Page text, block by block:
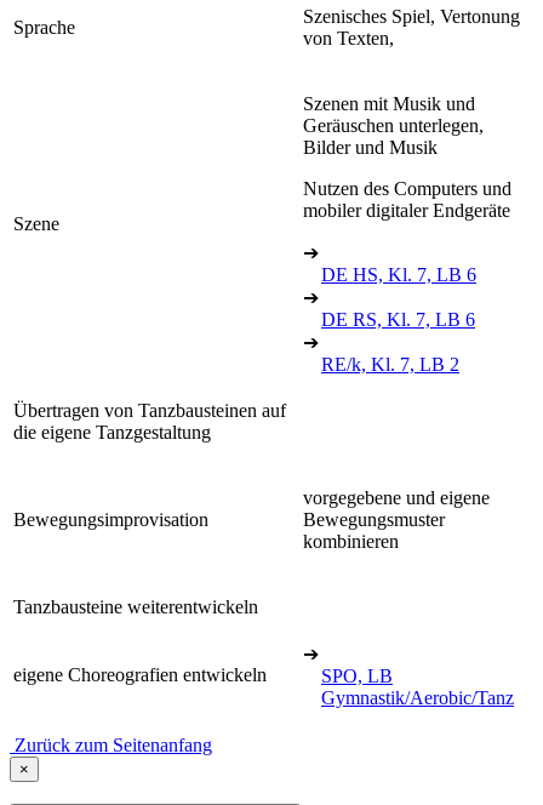
Sprache
Szenisches Spiel, Vertonung
von Texten,
Szene
Szenen mit Musik und
Geräuschen unterlegen,
Bilder und Musik
Nutzen des Computers und
mobiler digitaler Endgeräte
➔
DE HS, Kl. 7, LB 6
➔
DE RS, Kl. 7, LB 6
➔
RE/k, Kl. 7, LB 2
Übertragen von Tanzbausteinen auf
die eigene Tanzgestaltung
Bewegungsimprovisation
vorgegebene und eigene
Bewegungsmuster
kombinieren
Tanzbausteine weiterentwickeln
eigene Choreografien entwickeln
➔
SPO, LB
Gymnastik/Aerobic/Tanz
Zurück zum Seitenanfang
×